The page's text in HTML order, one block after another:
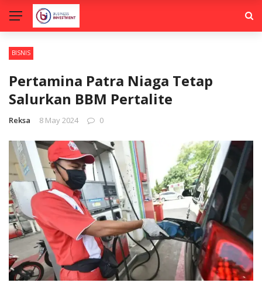
BISNIS
Pertamina Patra Niaga Tetap
Salurkan BBM Pertalite
Reksa 8 May 2024 0